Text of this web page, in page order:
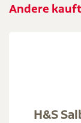
Andere
H&S